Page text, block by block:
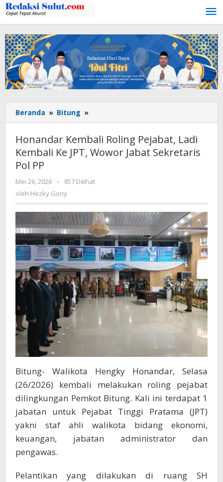
Lewati
ke
konten
Beranda » Bitung »
Kembali
Roling
Pejabat,
Ladi
JPT,
Jabat
Sekretaris
Pol
PP
Honandar Kembali Roling Pejabat, Ladi
Kembali Ke JPT, Wowor Jabat Sekretaris
Pol PP
Mei 26, 2026
oleh
Hezky
Gony
-
857 Dilihat
oleh Hezky Gony
Bitung- Walikota Hengky Honandar, Selasa
(26/2026) kembali melakukan roling pejabat
dilingkungan Pemkot Bitung. Kali ini terdapat 1
jabatan untuk Pejabat Tinggi Pratama (JPT)
yakni staf ahli walikota bidang ekonomi,
keuangan, jabatan administrator dan
pengawas.
Pelantikan yang dilakukan di ruang SH